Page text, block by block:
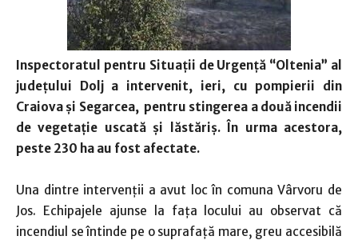
Inspectoratul pentru Situaţii de Urgenţă “Oltenia” al
judeţului Dolj a intervenit, ieri, cu pompierii din
Craiova și Segarcea, pentru stingerea a două incendii
de vegetație uscată și lăstăriș. În urma acestora,
peste 230 ha au fost afectate.
Una dintre intervenţii a avut loc în comuna Vârvoru de
Jos. Echipajele ajunse la fața locului au observat că
incendiul se întinde pe o suprafață mare, greu accesibilă